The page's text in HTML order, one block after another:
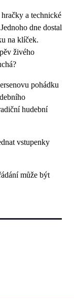
a technické
dne dostal
na klíček.
živého
pohádku
hudební
vstupenky
může být